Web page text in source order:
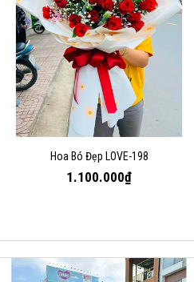
Hoa Bó Đẹp LOVE-198
1.100.000₫